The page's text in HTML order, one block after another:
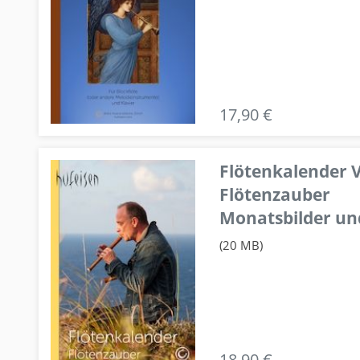
17,90 €
Flötenkalender
Flötenzauber
Monatsbilder
(20 MB)